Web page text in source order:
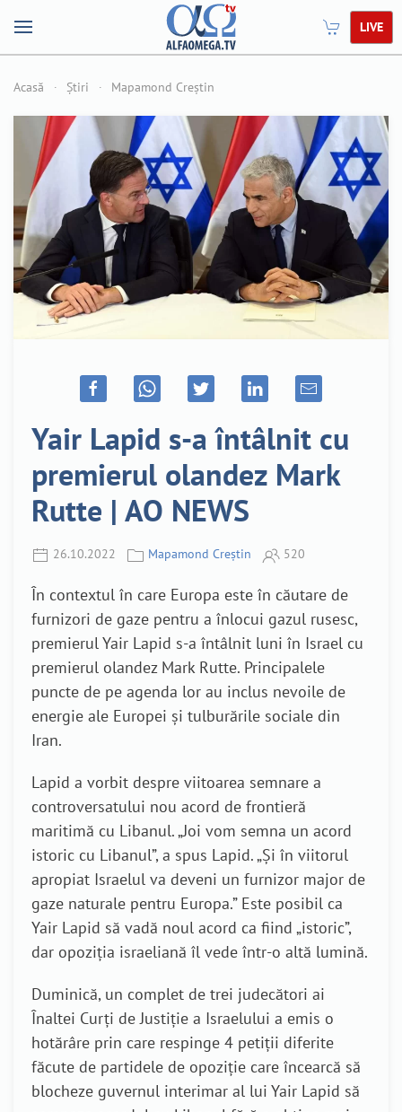
LIVE
Acasă Știri Mapamond Creștin
Yair Lapid s-a întâlnit cu
premierul olandez Mark
Rutte | AO NEWS
26.10.2022 Mapamond Creștin 520
În contextul în care Europa este în căutare de
furnizori de gaze pentru a înlocui gazul rusesc,
premierul Yair Lapid s-a întâlnit luni în Israel cu
premierul olandez Mark Rutte. Principalele
puncte de pe agenda lor au inclus nevoile de
energie ale Europei și tulburările sociale din
Iran.
Lapid a vorbit despre viitoarea semnare a
controversatului nou acord de frontieră
maritimă cu Libanul. „Joi vom semna un acord
istoric cu Libanul”, a spus Lapid. „Și în viitorul
apropiat Israelul va deveni un furnizor major de
gaze naturale pentru Europa.” Este posibil ca
Yair Lapid să vadă noul acord ca fiind „istoric”,
dar opoziția israeliană îl vede într-o altă lumină.
Duminică, un complet de trei judecători ai
Înaltei Curți de Justiție a Israelului a emis o
hotărâre prin care respinge 4 petiții diferite
făcute de partidele de opoziție care încearcă să
blocheze guvernul interimar al lui Yair Lapid să